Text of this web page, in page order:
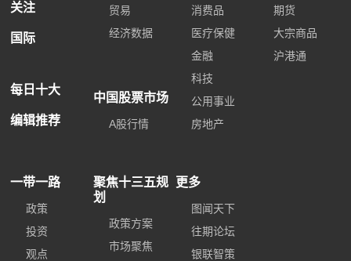
关注
国际
每日十大
编辑推荐
贸易
经济数据
中国股票市场
A股行情
消费品
医疗保健
金融
科技
公用事业
房地产
期货
大宗商品
沪港通
一带一路
政策
投资
观点
聚焦十三五规
划
政策方案
市场聚焦
更多
图闻天下
往期论坛
银联智策